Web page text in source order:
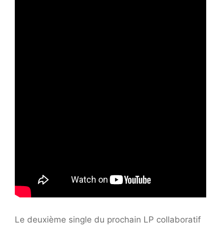
Le deuxième single du prochain LP collaboratif